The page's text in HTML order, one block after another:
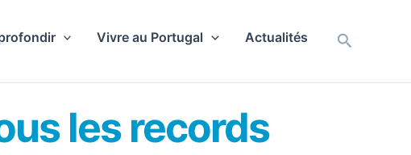
Vivre au Portugal Actualités
les records